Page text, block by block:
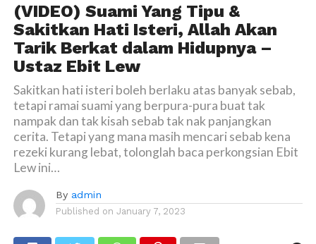
(VIDEO) Suami Yang Tipu &
Sakitkan Hati Isteri, Allah Akan
Tarik Berkat dalam Hidupnya –
Ustaz Ebit Lew
Sakitkan hati isteri boleh berlaku atas banyak sebab,
tetapi ramai suami yang berpura-pura buat tak
nampak dan tak kisah sebab tak nak panjangkan
cerita. Tetapi yang mana masih mencari sebab kena
rezeki kurang lebat, tolonglah baca perkongsian Ebit
Lew ini…
By admin
Published on January 7, 2023